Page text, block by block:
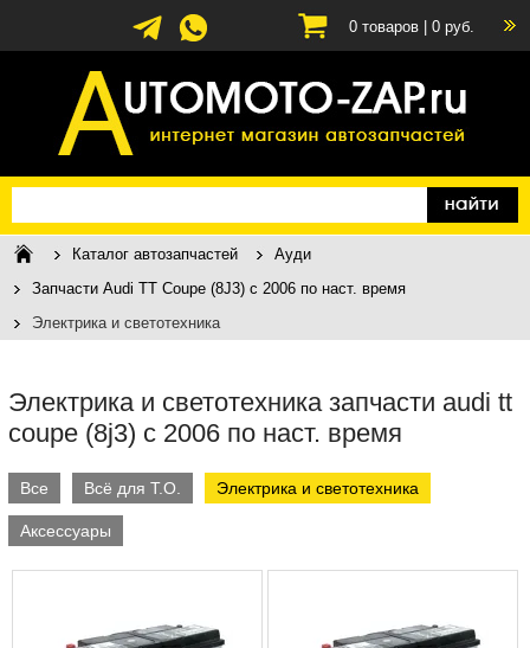
0 товаров | 0 руб.
Каталог автозапчастей
Ауди
Запчасти Audi TT Coupe (8J3) c 2006 по наст. время
Электрика и светотехника
Электрика и светотехника запчасти audi tt
coupe (8j3) c 2006 по наст. время
Все Всё для Т.О. Электрика и светотехника
Аксессуары